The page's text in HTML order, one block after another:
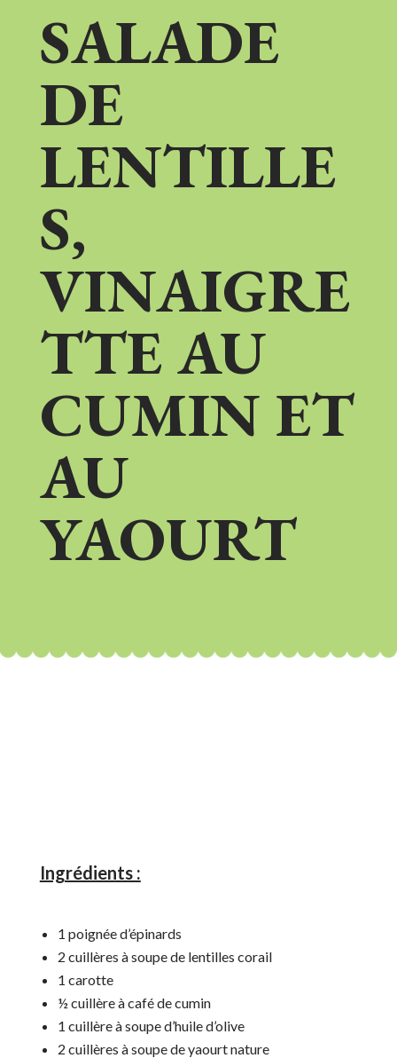
SALADE
DE
LENTILLE
S,
VINAIGRE
TTE AU
CUMIN ET
AU
YAOURT
Ingrédients :
1 poignée d’épinards
2 cuillères à soupe de lentilles corail
1 carotte
½ cuillère à café de cumin
1 cuillère à soupe d’huile d’olive
2 cuillères à soupe de yaourt nature